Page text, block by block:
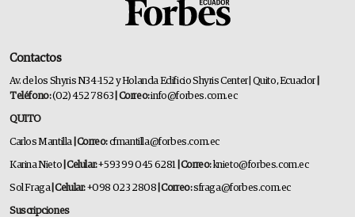
Contactos
Av. de los Shyris N34-152 y Holanda Edificio Shyris Center | Quito, Ecuador
Teléfono:(02) 452 7863 | Correo:info@forbes.com.ec
QUITO
Carlos Mantilla | Correo:cfmantilla@forbes.com.ec
Karina Nieto | Celular:+593 99 045 6281 | Correo: knieto@forbes.com.ec
Sol Fraga | Celular:+098 023 2808 | Correo:sfraga@forbes.com.ec
Suscripciones